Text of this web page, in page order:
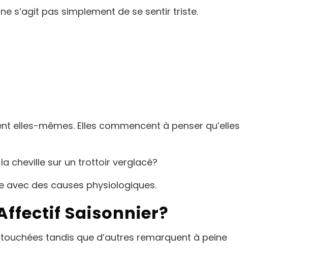
s’agit pas simplement de se sentir triste.
elles-mêmes. Elles commencent à penser qu’elles
cheville sur un trottoir verglacé?
avec des causes physiologiques.
Saisonnier?
tandis que d’autres remarquent à peine